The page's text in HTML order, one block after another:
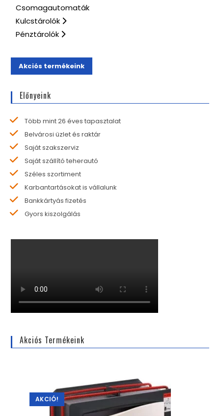
Csomagautomaták
Kulcstárolók
Pénztárolók
Akciós termékeink
Előnyeink
Több mint 26 éves tapasztalat
Belvárosi üzlet és raktár
Saját szakszerviz
Saját szállító teherautó
Széles szortiment
Karbantartásokat is vállalunk
Bankkártyás fizetés
Gyors kiszolgálás
Akciós Termékeink
AKCIÓ!